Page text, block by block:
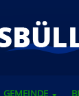
GEMEINDE